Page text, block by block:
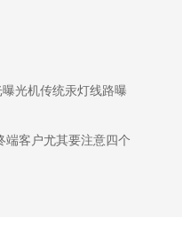
光机传统汞灯线路曝
端客户尤其要注意四个